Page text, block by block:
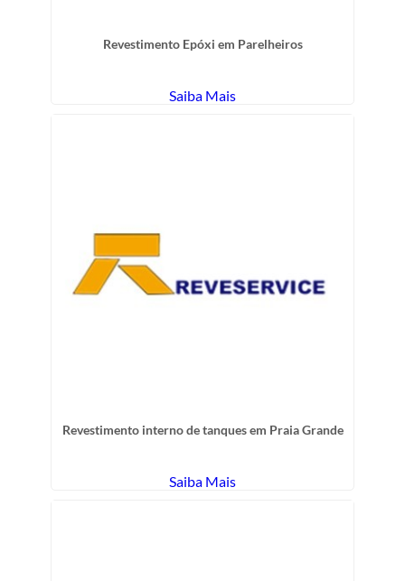
Revestimento Epóxi em Parelheiros
Saiba Mais
Revestimento interno de tanques em Praia Grande
Saiba Mais